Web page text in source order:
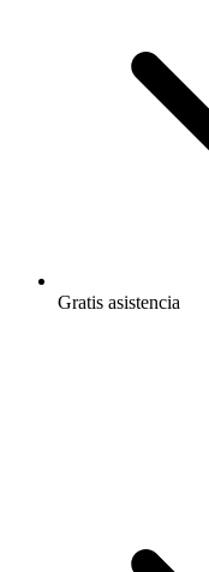
Gratis asistencia